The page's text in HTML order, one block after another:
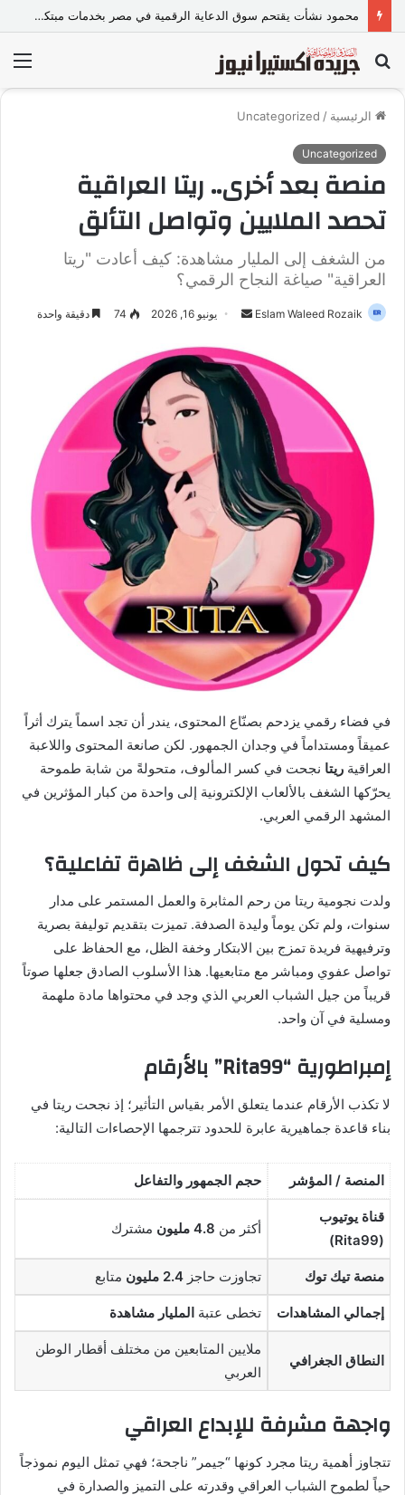
أحمد سيد سعد.. «جدع الدفعة» اللي اختار إن نجاحه ما يكونش لنفسه بس
بحث
عن
الرئيسية /
Uncategorized
Uncategorized
منصة بعد أخرى.. ريتا العراقية
تحصد الملايين وتواصل التألق
من الشغف إلى المليار مشاهدة: كيف أعادت "ريتا
العراقية" صياغة النجاح الرقمي؟
Eslam Waleed Rozaik
س
ل
ر
ي
ا
إ
ل
ر
و
ن
ي
ا
يونيو 16, 2026 74 دقيقة واحدة
في فضاء رقمي يزدحم بصنّاع المحتوى، يندر أن تجد اسماً يترك أثراً
عميقاً ومستداماً في وجدان الجمهور. لكن صانعة المحتوى واللاعبة
العراقية ريتا نجحت في كسر المألوف، متحولةً من شابة طموحة
يحرّكها الشغف بالألعاب الإلكترونية إلى واحدة من كبار المؤثرين في
المشهد الرقمي العربي.
كيف تحول الشغف إلى ظاهرة تفاعلية؟
ولدت نجومية ريتا من رحم المثابرة والعمل المستمر على مدار
سنوات، ولم تكن يوماً وليدة الصدفة. تميزت بتقديم توليفة بصرية
وترفيهية فريدة تمزج بين الابتكار وخفة الظل، مع الحفاظ على
تواصل عفوي ومباشر مع متابعيها. هذا الأسلوب الصادق جعلها صوتاً
قريباً من جيل الشباب العربي الذي وجد في محتواها مادة ملهمة
ومسلية في آن واحد.
إمبراطورية “Rita99” بالأرقام
لا تكذب الأرقام عندما يتعلق الأمر بقياس التأثير؛ إذ نجحت ريتا في
بناء قاعدة جماهيرية عابرة للحدود تترجمها الإحصاءات التالية:
المنصة / المؤشر حجم الجمهور والتفاعل
قناة يوتيوب
(Rita99)
أكثر من 4.8 مليون مشترك
منصة تيك توك تجاوزت حاجز 2.4 مليون متابع
إجمالي المشاهدات تخطى عتبة المليار مشاهدة
النطاق الجغرافي
ملايين المتابعين من مختلف أقطار الوطن
العربي
واجهة مشرفة للإبداع العراقي
تتجاوز أهمية ريتا مجرد كونها “جيمر” ناجحة؛ فهي تمثل اليوم نموذجاً
حياً لطموح الشباب العراقي وقدرته على التميز والصدارة في